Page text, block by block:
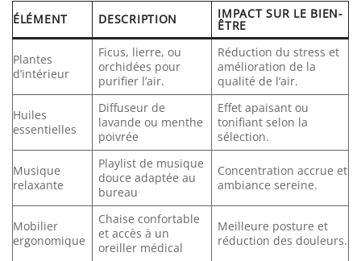
ÉLÉMENT DESCRIPTION IMPACT SUR LE BIEN-
ÊTRE
Plantes
d’intérieur
Ficus, lierre, ou
orchidées pour
purifier l’air.
Réduction du stress et
amélioration de la
qualité de l’air.
Huiles
essentielles
Diffuseur de
lavande ou menthe
poivrée
Effet apaisant ou
tonifiant selon la
sélection.
Musique
relaxante
Playlist de musique
douce adaptée au
bureau
Concentration accrue et
ambiance sereine.
Mobilier
ergonomique
Chaise confortable
et accès à un
oreiller médical
Meilleure posture et
réduction des douleurs.